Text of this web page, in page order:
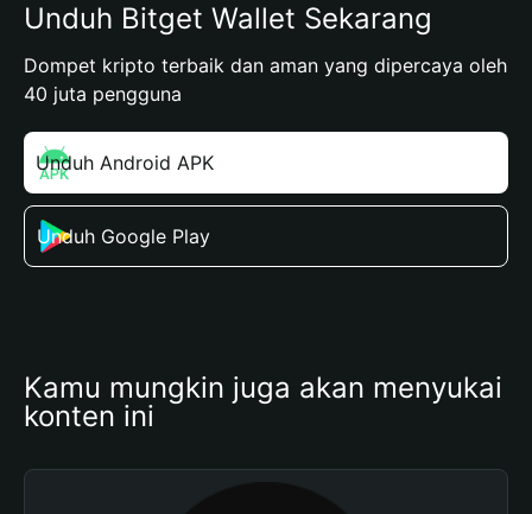
Unduh Bitget Wallet Sekarang
Dompet kripto terbaik dan aman yang dipercaya oleh
40 juta pengguna
Unduh Android APK
Unduh Google Play
Kamu mungkin juga akan menyukai
konten ini